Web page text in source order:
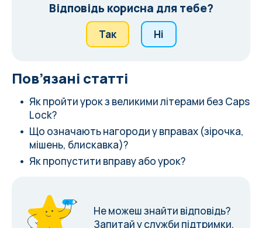
Відповідь корисна для тебе?
Так Ні
Пов’язані статті
Як пройти урок з великими літерами без Caps
Lock?
Що означають нагороди у вправах (зірочка,
мішень, блискавка)?
Як пропустити вправу або урок?
Не можеш знайти відповідь?
Запитай у служби підтримки.